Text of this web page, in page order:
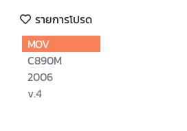
รายการโปรด
MOV
C890M
2006
v.4